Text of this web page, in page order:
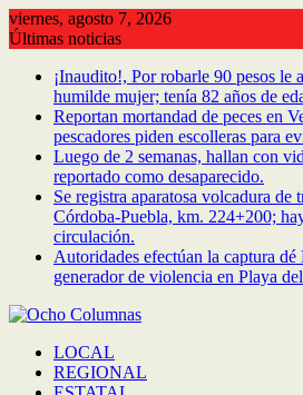
Saltar
al
viernes, agosto 7, 2026
Últimas noticias
¡Inaudito!, Por robarle 90 pesos le
humilde mujer; tenía 82 años de
Reportan mortandad de peces en
pescadores piden escolleras para
Luego de 2 semanas, hallan con
reportado como desaparecido.
Se registra aparatosa volcadura de
Córdoba-Puebla, km. 224+200;
circulación.
Autoridades efectúan la captura
generador de violencia en Playa
LOCAL
REGIONAL